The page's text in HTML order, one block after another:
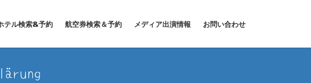
テル検索&予約 航空券検索＆予約 メディア出演情報 お問い合わせ